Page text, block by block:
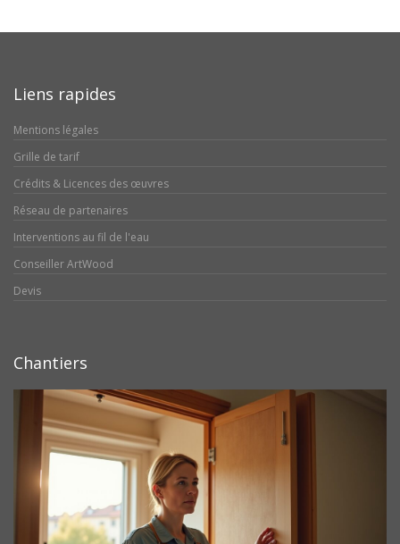
Liens rapides
Mentions légales
Grille de tarif
Crédits & Licences des œuvres
Réseau de partenaires
Interventions au fil de l'eau
Conseiller ArtWood
Devis
Chantiers